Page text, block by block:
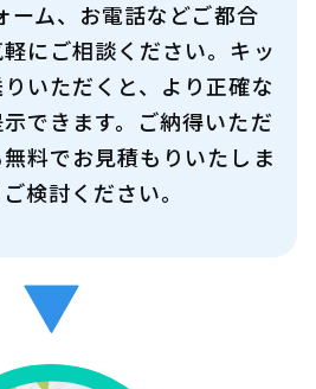
ーム、お電話などご都合
にご相談ください。キッ
いただくと、より正確な
できます。ご納得いただ
料でお見積もりいたしま
検討ください。